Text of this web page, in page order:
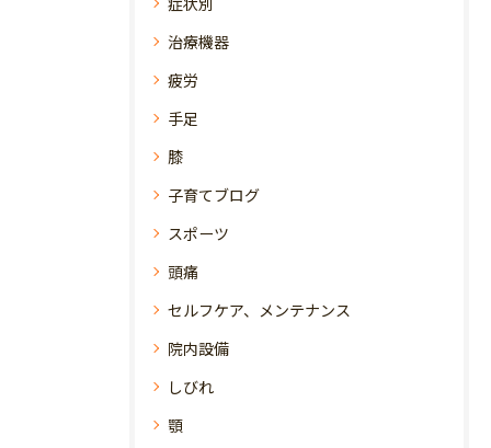
治療機器
疲労
手足
膝
子育てブログ
スポーツ
頭痛
セルフケア、メンテナンス
院内設備
しびれ
顎